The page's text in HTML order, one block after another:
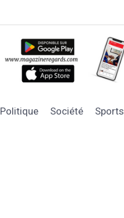
Politique Société Sports